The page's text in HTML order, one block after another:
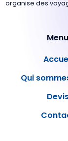
organise des
Menu
Qui